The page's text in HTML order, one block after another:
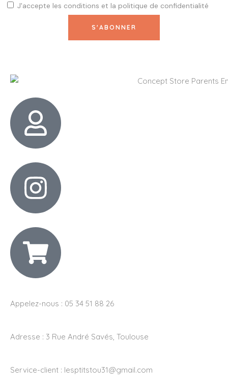
J'accepte les conditions et la politique de confidentialité
Appelez-nous : 05 34 51 88 26
Adresse : 3 Rue André Savés, Toulouse
Service-client : lesptitstou31@gmail.com